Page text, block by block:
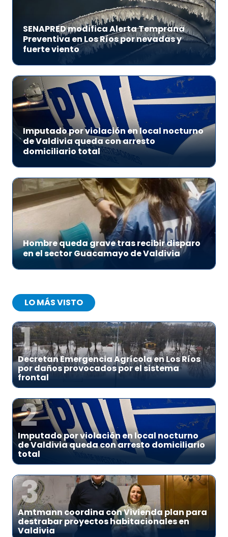
SENAPRED modifica Alerta Temprana
Preventiva en Los Ríos por nevadas y
fuerte viento
Imputado por violación en local nocturno
de Valdivia queda con arresto
domiciliario total
Hombre queda grave tras recibir disparo
en el sector Guacamayo de Valdivia
LO MÁS VISTO
1
Decretan Emergencia Agrícola en Los Ríos
por daños provocados por el sistema
frontal
2
Imputado por violación en local nocturno
de Valdivia queda con arresto domiciliario
total
3
Amtmann coordina con Vivienda plan para
destrabar proyectos habitacionales en
Valdivia